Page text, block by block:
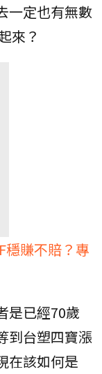
一定也有無數
來？
穩賺不賠？專
是已經70歲
到台塑四寶漲
在該如何是